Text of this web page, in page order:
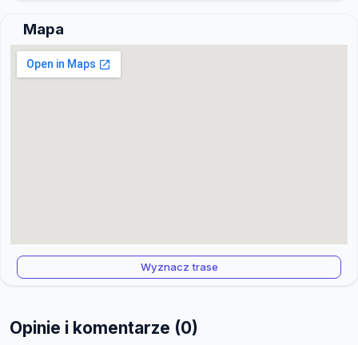
Mapa
Wyznacz trase
Opinie i komentarze (0)